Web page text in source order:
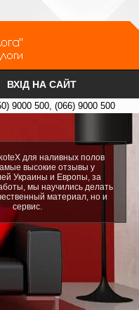
ВХІД НА САЙТ
9000 500, (066) 9000 500
для наливных полов
высокие отзывы у
Украины и Европы, за
мы научились делать
материал, но и
сервис.